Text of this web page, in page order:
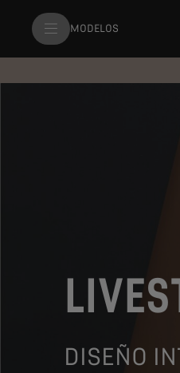
MODELOS
DISEÑO